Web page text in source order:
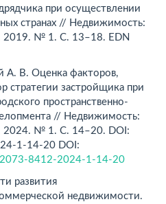
при осуществлении
странах // Недвижимость:
2019. № 1. С. 13–18. EDN
А. В. Оценка факторов,
стратегии застройщика при
пространственно-
// Недвижимость:
2024. № 1. С. 14–20. DOI:
1-14-20 DOI:
8412-2024-1-14-20
развития
недвижимости.